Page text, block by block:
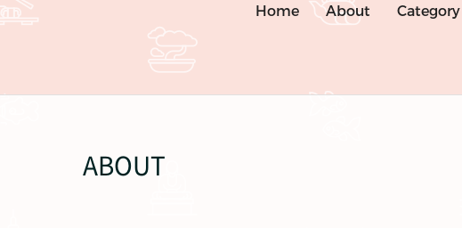
Home About Category
ABOUT